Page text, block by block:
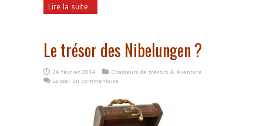
Lire la suite...
Le trésor des Nibelungen ?
24 février 2014
Chasseurs de trésors & Aventure
Laisser un commentaire